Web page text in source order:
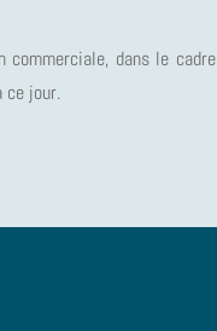
commerciale, dans le cadre
ce jour.